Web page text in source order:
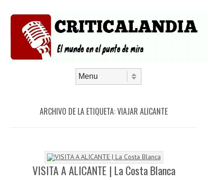
ARCHIVO DE LA ETIQUETA:VIAJAR ALICANTE
VISITA A ALICANTE | La Costa Blanca